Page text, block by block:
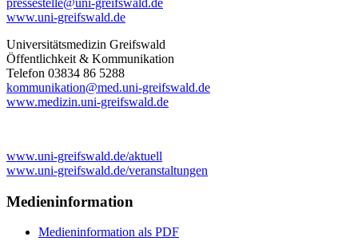
www.uni-greifswald.de
Universitätsmedizin Greifswald
Öffentlichkeit & Kommunikation
Telefon 03834 86 5288
kommunikation@med.uni-greifswald.de
www.medizin.uni-greifswald.de
www.uni-greifswald.de/aktuell
www.uni-greifswald.de/veranstaltungen
Medieninformation
Medieninformation als PDF